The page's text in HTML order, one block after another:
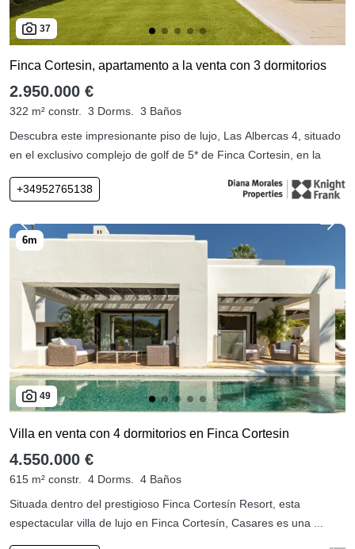
37
Finca Cortesin, apartamento a la venta con 3 dormitorios
2.950.000 €
322 m² constr. 3 Dorms.
3 Baños
Descubra este impresionante piso de lujo, Las Albercas 4, situado
en el exclusivo complejo de golf de 5* de Finca Cortesin, en la
+34952765138
49
Villa en venta con 4 dormitorios en Finca Cortesin
4.550.000 €
615 m² constr. 4 Dorms.
4 Baños
Situada dentro del prestigioso Finca Cortesín Resort, esta
espectacular villa de lujo en Finca Cortesín, Casares es una ...